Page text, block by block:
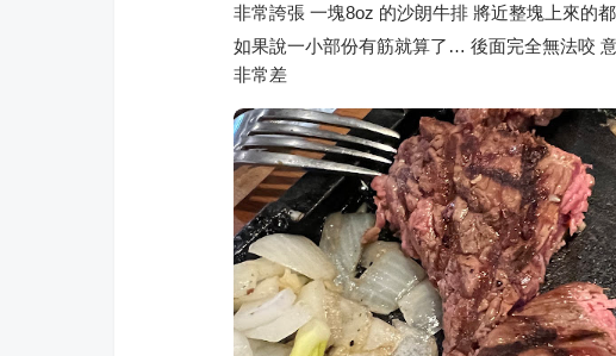
非常誇張 一塊8oz 的沙朗牛排 將近整塊上來的
如果說一小部份有筋就算了… 後面完全無法咬
非常差